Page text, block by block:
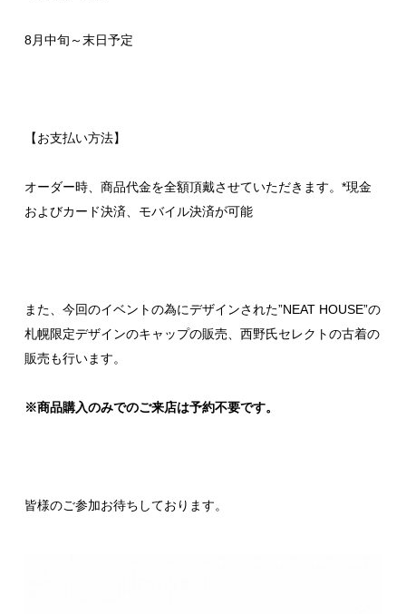
8月中旬～末日予定
【お支払い方法】
オーダー時、商品代金を全額頂戴させていただきます。*現金
およびカード決済、モバイル決済が可能
また、今回のイベントの為にデザインされた”NEAT HOUSE”の
札幌限定デザインのキャップの販売、西野氏セレクトの古着の
販売も行います。
※商品購入のみでのご来店は予約不要です。
皆様のご参加お待ちしております。